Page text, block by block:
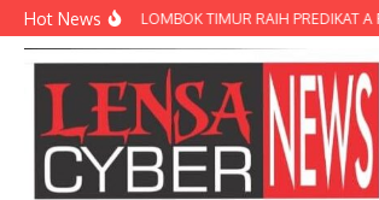
Lewati ke konten
Hot NewsPOLRES LOMBOK TIMUR RAIH PREDIKAT A